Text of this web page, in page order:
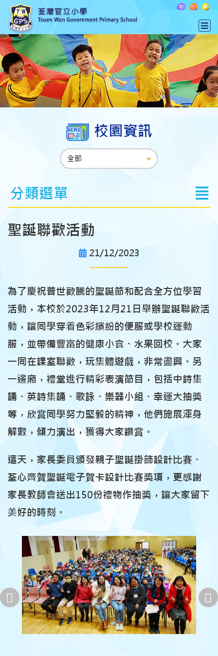
校園資訊
分類選單
聖誕聯歡活動
21/12/2023
為了慶祝普世歡騰的聖誕節和配合全方位學習
活動，本校於2023年12月21日舉辦聖誕聯歡活
動，讓同學穿着色彩繽紛的便服或學校運動
服，並帶備豐富的健康小食、水果回校。大家
一同在課室聯歡，玩集體遊戲，非常盡興。另
一邊廂，禮堂進行精彩表演節目，包括中詩集
誦、英詩集誦、歌詠、樂器小組、幸運大抽獎
等，欣賞同學努力堅毅的精神，他們施展渾身
解數，傾力演出，獲得大家讚賞。
這天，家長委員頒發親子聖誕掛飾設計比賽、
荃心齊賀聖誕電子賀卡設計比賽獎項，更感謝
家長教師會送出150份禮物作抽獎，讓大家留下
美好的時刻。